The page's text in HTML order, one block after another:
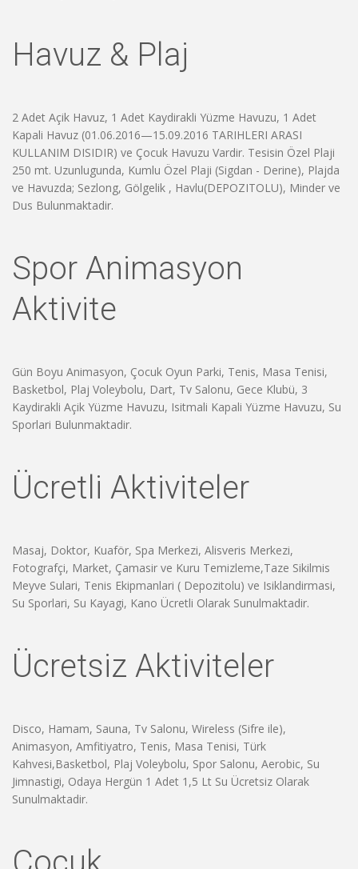
Havuz & Plaj
2 Adet Açik Havuz, 1 Adet Kaydirakli Yüzme Havuzu, 1 Adet
Kapali Havuz (01.06.2016—15.09.2016 TARIHLERI ARASI
KULLANIM DISIDIR) ve Çocuk Havuzu Vardir. Tesisin Özel Plaji
250 mt. Uzunlugunda, Kumlu Özel Plaji (Sigdan - Derine), Plajda
ve Havuzda; Sezlong, Gölgelik , Havlu(DEPOZITOLU), Minder ve
Dus Bulunmaktadir.
Spor Animasyon
Aktivite
Gün Boyu Animasyon, Çocuk Oyun Parki, Tenis, Masa Tenisi,
Basketbol, Plaj Voleybolu, Dart, Tv Salonu, Gece Klubü, 3
Kaydirakli Açik Yüzme Havuzu, Isitmali Kapali Yüzme Havuzu, Su
Sporlari Bulunmaktadir.
Ücretli Aktiviteler
Masaj, Doktor, Kuaför, Spa Merkezi, Alisveris Merkezi,
Fotografçi, Market, Çamasir ve Kuru Temizleme,Taze Sikilmis
Meyve Sulari, Tenis Ekipmanlari ( Depozitolu) ve Isiklandirmasi,
Su Sporlari, Su Kayagi, Kano Ücretli Olarak Sunulmaktadir.
Ücretsiz Aktiviteler
Disco, Hamam, Sauna, Tv Salonu, Wireless (Sifre ile),
Animasyon, Amfitiyatro, Tenis, Masa Tenisi, Türk
Kahvesi,Basketbol, Plaj Voleybolu, Spor Salonu, Aerobic, Su
Jimnastigi, Odaya Hergün 1 Adet 1,5 Lt Su Ücretsiz Olarak
Sunulmaktadir.